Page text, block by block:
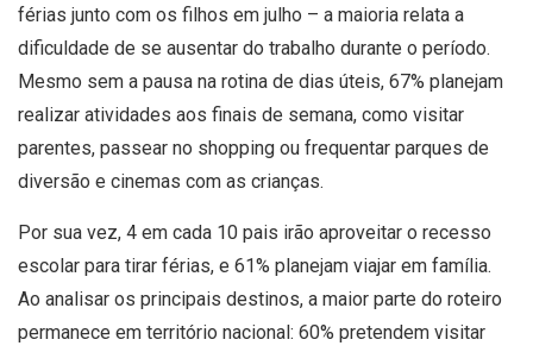
férias junto com os filhos em julho – a maioria relata a
dificuldade de se ausentar do trabalho durante o período.
Mesmo sem a pausa na rotina de dias úteis, 67% planejam
realizar atividades aos finais de semana, como visitar
parentes, passear no shopping ou frequentar parques de
diversão e cinemas com as crianças.
Por sua vez, 4 em cada 10 pais irão aproveitar o recesso
escolar para tirar férias, e 61% planejam viajar em família.
Ao analisar os principais destinos, a maior parte do roteiro
permanece em território nacional: 60% pretendem visitar